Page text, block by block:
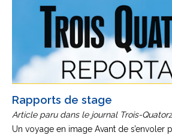
Rapports de stage
Article paru dans le journal Trois-
Un voyage en image Avant de s’envoler